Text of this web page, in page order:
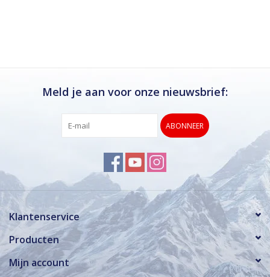
Meld je aan voor onze nieuwsbrief:
ABONNEER
Klantenservice
Producten
Mijn account